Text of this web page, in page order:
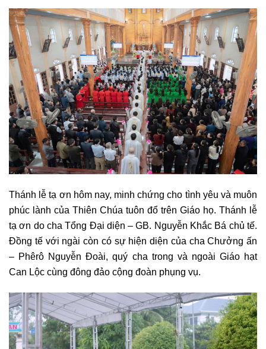
Thánh lễ tạ ơn hôm nay, minh chứng cho tình yêu và muôn
phúc lành của Thiên Chúa tuôn đổ trên Giáo họ. Thánh lễ
tạ ơn do cha Tổng Đại diện – GB. Nguyễn Khắc Bá chủ tế.
Đồng tế với ngài còn có sự hiện diện của cha Chưởng ấn
– Phêrô Nguyễn Đoài, quý cha trong và ngoài Giáo hạt
Can Lộc cùng đông đảo cộng đoàn phụng vụ.